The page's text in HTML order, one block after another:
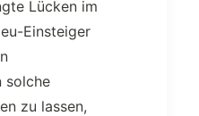
Lücken im
Einsteiger
solche
zu lassen,